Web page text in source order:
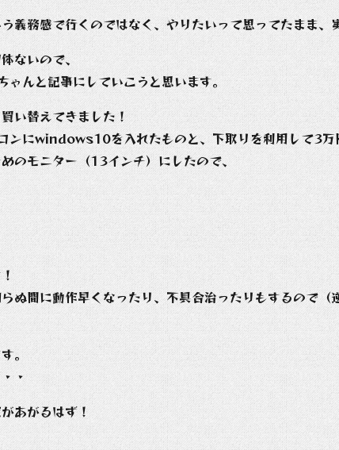
義務感で行くのではなく、やりたいって思ってたまま
ないので、
と記事にしていこうと思います。
い替えてきました！
ンにwindows10を入れたものと、下取りを利用して3万
のモニター（13インチ）にしたので、
ぬ間に動作早くなったり、不具合治ったりもするので（
。
・
あがるはず！